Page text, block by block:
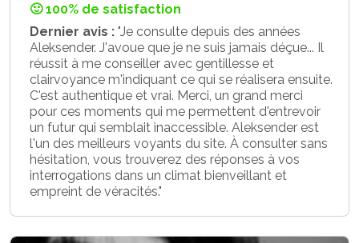
🙂 100% de satisfaction
Dernier avis : "Je consulte depuis des années
Aleksender. J'avoue que je ne suis jamais déçue... Il
réussit à me conseiller avec gentillesse et
clairvoyance m'indiquant ce qui se réalisera ensuite.
C'est authentique et vrai. Merci, un grand merci
pour ces moments qui me permettent d'entrevoir
un futur qui semblait inaccessible. Aleksender est
l'un des meilleurs voyants du site. À consulter sans
hésitation, vous trouverez des réponses à vos
interrogations dans un climat bienveillant et
empreint de véracités."